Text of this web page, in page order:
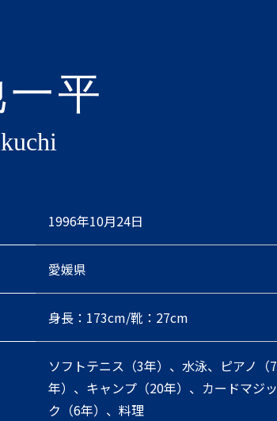
平
1996年10月24日
愛媛県
身長：173cm/靴：27cm
ソフトテニス（3年）、水泳、ピアノ（7
年）、キャンプ（20年）、カードマジッ
ク（6年）、料理